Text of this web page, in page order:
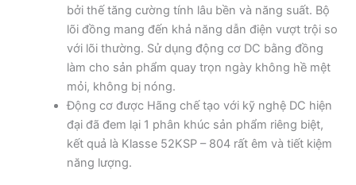
bởi thế tăng cường tính lâu bền và năng suất. Bộ
lõi đồng mang đến khả năng dẫn điện vượt trội so
với lõi thường. Sử dụng động cơ DC bằng đồng
làm cho sản phẩm quay trọn ngày không hề mệt
mỏi, không bị nóng.
Động cơ được Hãng chế tạo với kỹ nghệ DC hiện
đại đã đem lại 1 phân khúc sản phẩm riêng biệt,
kết quả là Klasse 52KSP – 804 rất êm và tiết kiệm
năng lượng.